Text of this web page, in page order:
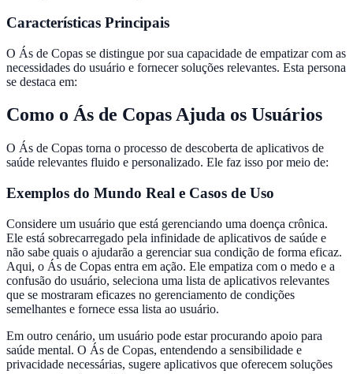
Características Principais
O Ás de Copas se distingue por sua capacidade de empatizar com as
necessidades do usuário e fornecer soluções relevantes. Esta persona
se destaca em:
Como o Ás de Copas Ajuda os Usuários
O Ás de Copas torna o processo de descoberta de aplicativos de
saúde relevantes fluido e personalizado. Ele faz isso por meio de:
Exemplos do Mundo Real e Casos de Uso
Considere um usuário que está gerenciando uma doença crônica.
Ele está sobrecarregado pela infinidade de aplicativos de saúde e
não sabe quais o ajudarão a gerenciar sua condição de forma eficaz.
Aqui, o Ás de Copas entra em ação. Ele empatiza com o medo e a
confusão do usuário, seleciona uma lista de aplicativos relevantes
que se mostraram eficazes no gerenciamento de condições
semelhantes e fornece essa lista ao usuário.
Em outro cenário, um usuário pode estar procurando apoio para
saúde mental. O Ás de Copas, entendendo a sensibilidade e
privacidade necessárias, sugere aplicativos que oferecem soluções